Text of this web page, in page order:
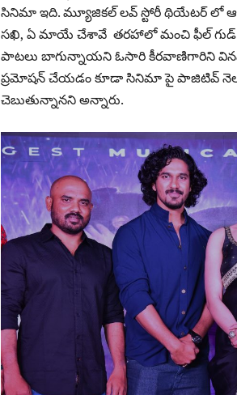
సినిమా ఇది. మ్యూజికల్ లవ్ స్టోరీ థియేటర్ లో
సఖి, ఏ మాయే చేశావే తరహాలో మంచి ఫీల్ గుడ్
పాటలు బాగున్నాయని ఓసారి కీరవాణిగారిని
ప్రమోషన్ చేయడం కూడా సినిమా పై పాజిటివ్
చెబుతున్నానని అన్నారు.